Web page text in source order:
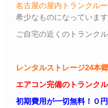
名古屋の屋内トランクル
希少なものになっています
ご自宅の近くのトランク
レンタルストレージ24本郷
エアコン完備のトランク
初期費用が一切無料！０円